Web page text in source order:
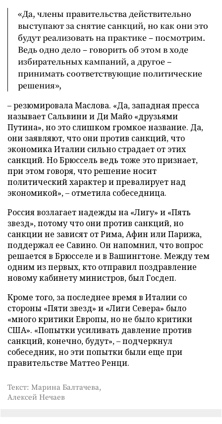
«Да, члены правительства действительно
выступают за снятие санкций, но как они это
будут реализовать на практике – посмотрим.
Ведь одно дело – говорить об этом в ходе
избирательных кампаний, а другое –
принимать соответствующие политические
решения»,
– резюмировала Маслова. «Да, западная пресса
называет Сальвини и Ди Майо «друзьями
Путина», но это слишком громкое название. Да,
они заявляют, что они против санкций, что
экономика Италии сильно страдает от этих
санкций. Но Брюссель ведь тоже это признает,
при этом говоря, что решение носит
политический характер и превалирует над
экономикой», – отметила собеседница.
Россия возлагает надежды на «Лигу» и «Пять
звезд», потому что они против санкций, но
санкции не зависят от Рима, Афин или Парижа,
поддержал ее Савино. Он напомнил, что вопрос
решается в Брюсселе и в Вашингтоне. Между тем
одним из первых, кто отправил поздравление
новому кабинету министров, был Госдеп.
Кроме того, за последнее время в Италии со
стороны «Пяти звезд» и «Лиги Севера» было
«много критики Европы, но не было критики
США». «Попытки усиливать давление против
санкций, конечно, будут», – подчеркнул
собеседник, но эти попытки были еще при
правительстве Маттео Ренци.
Текст: Марина Балтачева,
Алексей Нечаев